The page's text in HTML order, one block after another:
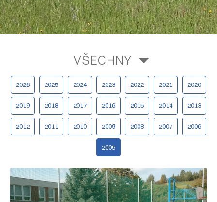
VŠECHNY
2026 2025 2024 2023 2022 2021 2020
2019 2018 2017 2016 2015 2014 2013
2012 2011 2010 2009 2008 2007 2006
2005